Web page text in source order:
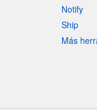
Notify
Ship
Más